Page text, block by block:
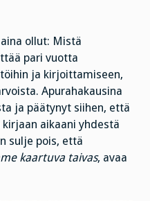
ollut: Mistä
pari vuotta
ja kirjoittamiseen,
Apurahakausina
ja päätynyt siihen, että
aikaani yhdestä
sulje pois, että
kaartuva taivas, avaa